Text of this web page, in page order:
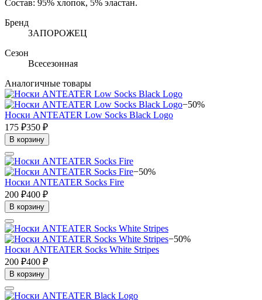
Состав: 95% хлопок, 5% эластан.
Бренд
ЗАПОРОЖЕЦ
Сезон
Всесезонная
Аналогичные товары
−50%
Носки ANTEATER Low Socks Black Logo
175 ₽350 ₽
В корзину
−50%
Носки ANTEATER Socks Fire
200 ₽400 ₽
В корзину
−50%
Носки ANTEATER Socks White Stripes
200 ₽400 ₽
В корзину